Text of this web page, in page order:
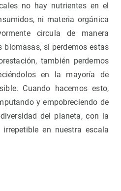
no hay nutrientes en el
ni materia orgánica
circula de manera
biomasas, si perdemos estas
también perdemos
en la mayoría de
Cuando hacemos esto,
y empobreciendo de
del planeta, con la
en nuestra escala